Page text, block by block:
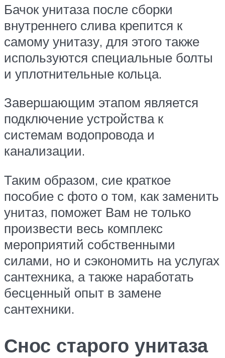
Бачок унитаза после сборки
внутреннего слива крепится к
самому унитазу, для этого также
используются специальные болты
и уплотнительные кольца.
Завершающим этапом является
подключение устройства к
системам водопровода и
канализации.
Таким образом, сие краткое
пособие с фото о том, как заменить
унитаз, поможет Вам не только
произвести весь комплекс
мероприятий собственными
силами, но и сэкономить на услугах
сантехника, а также наработать
бесценный опыт в замене
сантехники.
Снос старого унитаза